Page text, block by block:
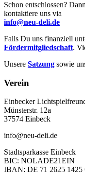
Schon entschlossen?
kontaktiere uns via
info@neu-deli.de
Falls Du uns finanziell
Fördermitgliedschaft.
Unsere Satzung sowie
Verein
Einbecker
Münsterstr. 12a
37574 Einbeck
info@neu-deli.de
Stadtsparkasse Einbeck
BIC: NOLADE21EIN
IBAN: DE 71 2625 1425